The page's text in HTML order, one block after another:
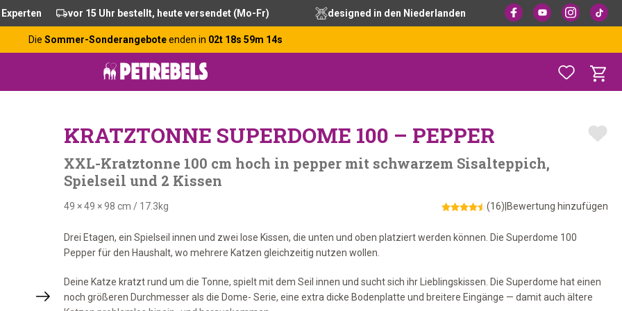
vor 15 Uhr bestellt, heute versendet (Mo-Fr) designed in den Niederlanden
Die Sommer-Sonderangeboteenden in 02t 18s 59m 13s
KRATZTONNE SUPERDOME 100 – PEPPER
XXL-Kratztonne 100 cm hoch in pepper mit schwarzem Sisalteppich,
Spielseil und 2 Kissen
49 × 49 × 98 cm / 17.3kg (16) Bewertung hinzufügen
Drei Etagen, ein Spielseil innen und zwei lose Kissen, die unten und oben platziert werden können. Die Superdome 100
Pepper für den Haushalt, wo mehrere Katzen gleichzeitig nutzen wollen.
Deine Katze kratzt rund um die Tonne, spielt mit dem Seil innen und sucht sich ihr Lieblingskissen. Die Superdome hat einen
noch größeren Durchmesser als die Dome- Serie, eine extra dicke Bodenplatte und breitere Eingänge — damit auch ältere